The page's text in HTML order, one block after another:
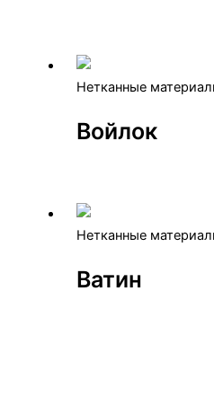
Нетканные
Войлок
Нетканные
Ватин